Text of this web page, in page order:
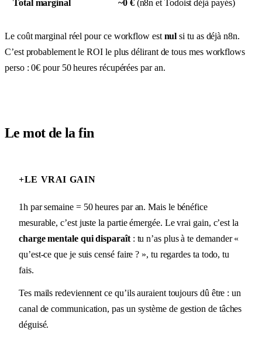
Total marginal ~0 €(n8n et Todoist déjà payés)
Le coût marginal réel pour ce workflow est nul si tu as déjà n8n.
C’est probablement le ROI le plus délirant de tous mes workflows
perso : 0€ pour 50 heures récupérées par an.
Le mot de la fin
+LE VRAI GAIN
1h par semaine = 50 heures par an. Mais le bénéfice
mesurable, c’est juste la partie émergée. Le vrai gain, c’est la
charge mentale qui disparaît: tu n’as plus à te demander «
qu’est-ce que je suis censé faire ? », tu regardes ta todo, tu
fais.
Tes mails redeviennent ce qu’ils auraient toujours dû être : un
canal de communication, pas un système de gestion de tâches
déguisé.